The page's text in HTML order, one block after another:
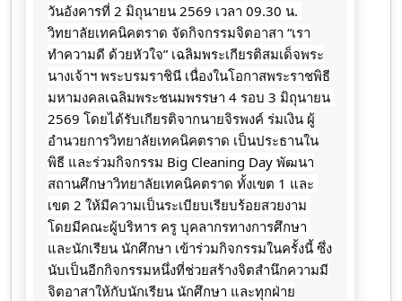
วันอังคารที่ 2 มิถุนายน 2569 เวลา 09.30 น.
วิทยาลัยเทคนิคตราด จัดกิจกรรมจิตอาสา “เรา
ทำความดี ด้วยหัวใจ” เฉลิมพระเกียรติสมเด็จพระ
นางเจ้าฯ พระบรมราชินี เนื่องในโอกาสพระราชพิธี
มหามงคลเฉลิมพระชนมพรรษา 4 รอบ 3 มิถุนายน
2569 โดยได้รับเกียรติจากนายจิรพงค์ ร่มเงิน ผู้
อำนวยการวิทยาลัยเทคนิคตราด เป็นประธานใน
พิธี และร่วมกิจกรรม Big Cleaning Day พัฒนา
สถานศึกษาวิทยาลัยเทคนิคตราด ทั้งเขต 1 และ
เขต 2 ให้มีความเป็นระเบียบเรียบร้อยสวยงาม
โดยมีคณะผู้บริหาร ครู บุคลากรทางการศึกษา
และนักเรียน นักศึกษา เข้าร่วมกิจกรรมในครั้งนี้ ซึ่ง
นับเป็นอีกกิจกรรมหนึ่งที่ช่วยสร้างจิตสำนึกความมี
จิตอาสาให้กับนักเรียน นักศึกษา และทุกฝ่าย